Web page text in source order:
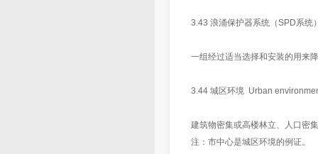
3.43 浪涌保护器系统（SPD系
一组经过适当选择和安装的用来
3.44 城区环境 Urban
建筑物密集或高楼林立、人口密
注：市中心是城区环境的例证。